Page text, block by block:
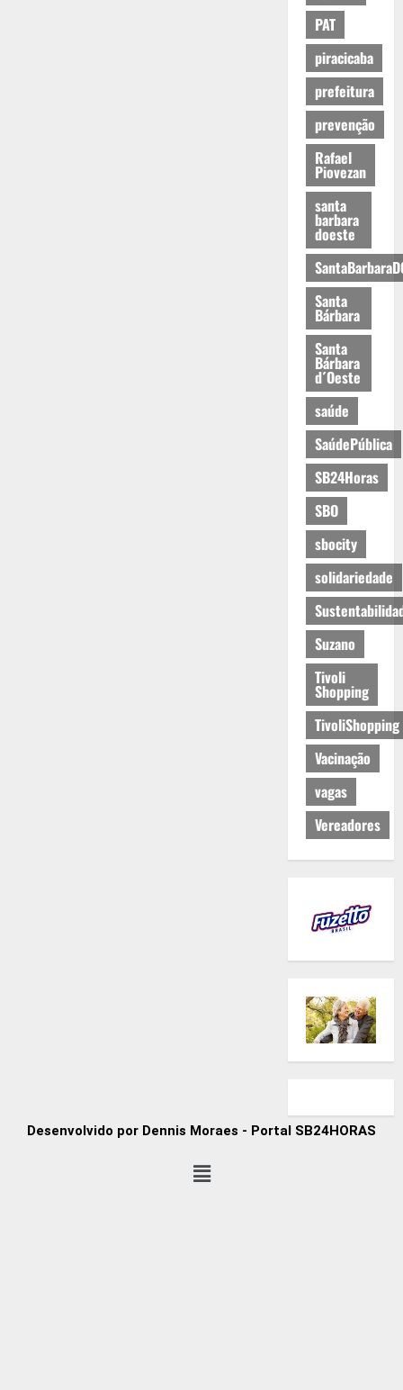
PAT
piracicaba
prefeitura
prevenção
Rafael
Piovezan
santa
barbara
doeste
Santa
Bárbara
Santa
Bárbara
d´Oeste
saúde
SaúdePública
SB24Horas
SBO
sbocity
solidariedade
Suzano
Tivoli
Shopping
TivoliShopping
Vacinação
vagas
Vereadores
Desenvolvido por Dennis Moraes - Portal SB24HORAS